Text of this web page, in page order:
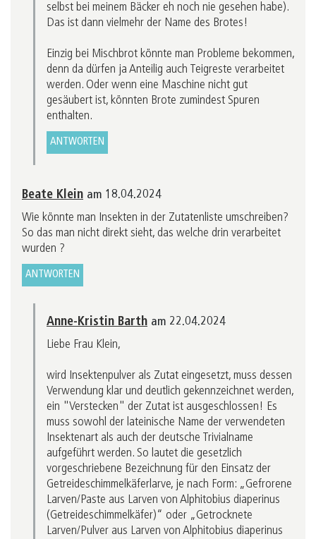
selbst bei meinem Bäcker eh noch nie gesehen habe).
Das ist dann vielmehr der Name des Brotes!
Einzig bei Mischbrot könnte man Probleme bekommen,
denn da dürfen ja Anteilig auch Teigreste verarbeitet
werden. Oder wenn eine Maschine nicht gut
gesäubert ist, könnten Brote zumindest Spuren
enthalten.
ANTWORTEN
Beate Klein am 18.04.2024
Wie könnte man Insekten in der Zutatenliste umschreiben?
So das man nicht direkt sieht, das welche drin verarbeitet
wurden ?
ANTWORTEN
Anne-Kristin Barth am 22.04.2024
Liebe Frau Klein,
wird Insektenpulver als Zutat eingesetzt, muss dessen
Verwendung klar und deutlich gekennzeichnet werden,
ein "Verstecken" der Zutat ist ausgeschlossen! Es
muss sowohl der lateinische Name der verwendeten
Insektenart als auch der deutsche Trivialname
aufgeführt werden. So lautet die gesetzlich
vorgeschriebene Bezeichnung für den Einsatz der
Getreideschimmelkäferlarve, je nach Form: „Gefrorene
Larven/Paste aus Larven von Alphitobius diaperinus
(Getreideschimmelkäfer)“ oder „Getrocknete
Larven/Pulver aus Larven von Alphitobius diaperinus